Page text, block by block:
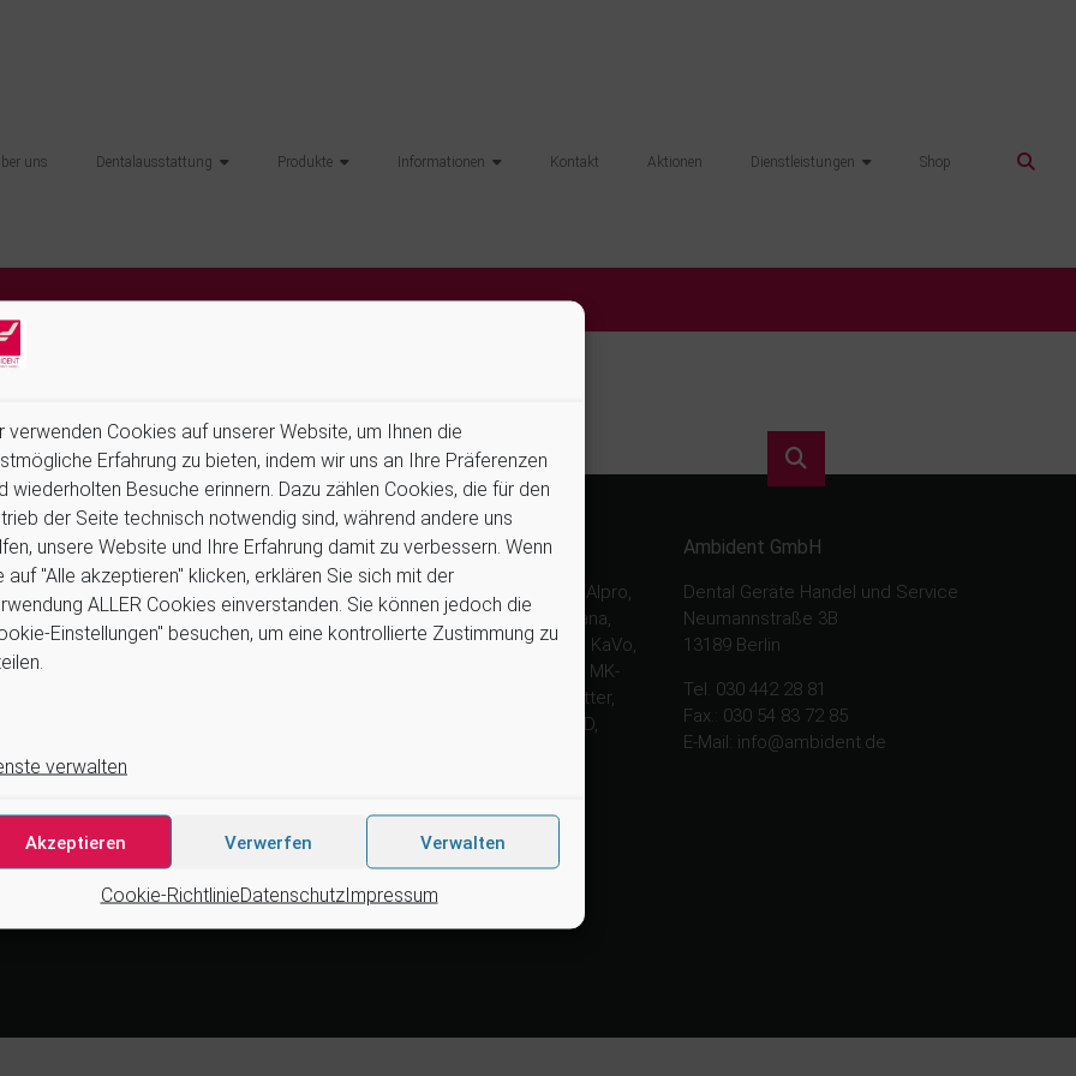
verwenden Cookies auf unserer Website, um Ihnen die
Erfahrung zu bieten, indem wir uns an Ihre Präferenzen
wiederholten Besuche erinnern. Dazu zählen Cookies, die für den
der Seite technisch notwendig sind, während andere uns
unsere Website und Ihre Erfahrung damit zu verbessern. Wenn
auf "Alle akzeptieren" klicken, erklären Sie sich mit der
ALLER Cookies einverstanden. Sie können jedoch die
Einstellungen" besuchen, um eine kontrollierte Zustimmung zu
verwalten
Akzeptieren Verwerfen Verwalten
Cookie-RichtlinieDatenschutzImpressum
uns Dentalausstattung Produkte Informationen Kontakt Aktionen Dienstleistungen Shop
die Suchfunktion.
Suchen
Wir arbeiten zusammen mit …
4tek, Acteon, Ancar, A-dec, Adenysy, Alpro,
Astra, Belmont, Bien Air, Cattani, Chirana,
DCI, Dürr, ETI, Euronda, Faro, Gcomm, KaVo,
Medentex, Melag, Midmark, Metasys, MK-
Dent, NSK, OMS, Ophardt Hygiene, Ritter,
Satelec, Scican, Simple & Smart, TKD,
Kontaktformular.
Ambident GmbH
Dental Geräte Handel und Service
Neumannstraße 3B
13189 Berlin
Tel. 030 442 28 81
Fax.: 030 54 83 72 85
E-Mail: info@ambident.de